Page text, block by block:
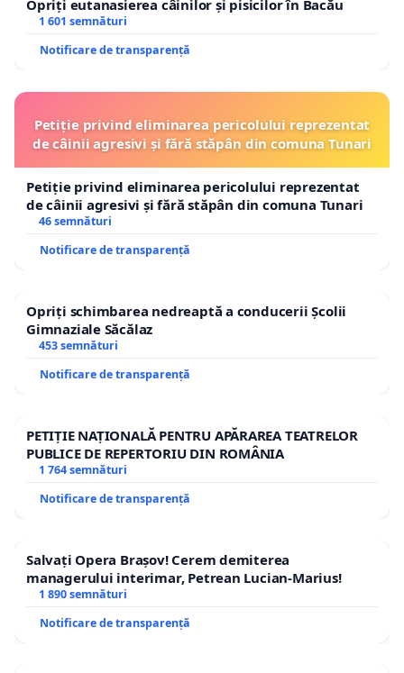
Opriți eutanasierea câinilor și pisicilor în Bacău
1 601 semnături
Notificare de transparență
Petiție privind eliminarea pericolului reprezentat
de câinii agresivi și fără stăpân din comuna Tunari
Petiție privind eliminarea pericolului reprezentat
de câinii agresivi și fără stăpân din comuna Tunari
46 semnături
Notificare de transparență
Opriți schimbarea nedreaptă a conducerii Școlii
Gimnaziale Săcălaz
453 semnături
Notificare de transparență
PETIȚIE NAȚIONALĂ PENTRU APĂRAREA TEATRELOR
PUBLICE DE REPERTORIU DIN ROMÂNIA
1 764 semnături
Notificare de transparență
Salvați Opera Brașov! Cerem demiterea
managerului interimar, Petrean Lucian-Marius!
1 890 semnături
Notificare de transparență